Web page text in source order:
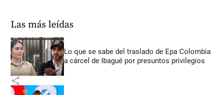
Las más leídas
Lo que se sabe del traslado de Epa Colombia
a cárcel de Ibagué por presuntos privilegios
share